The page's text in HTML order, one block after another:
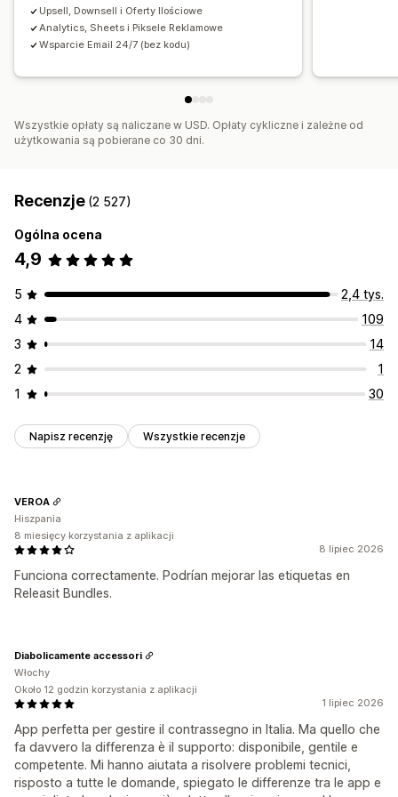
Sprzedaż droższych produktów po zakupie
Śledzenie za pomocą piksela
Odzyskiwanie koszyka
Często kupowane razem
Rabaty ilościowe
System poziomów rabatów
Testy A/B Współczynniki klikalności
Współczynniki konwersji Wydajność lejka
Upsell, Downsell i Oferty Ilościowe
Analytics, Sheets i Piksele Reklamowe
Wsparcie Email 24/7 (bez kodu)
Wszystkie opłaty są naliczane w USD. Opłaty cykliczne i zależne od
użytkowania są pobierane co 30 dni.
Recenzje (2 527)
Ogólna ocena
4,9
5
2,4 tys.
4
109
3
14
2
1
1
30
Napisz recenzję Wszystkie recenzje
8 lipiec 2026
Funciona correctamente. Podrían mejorar las etiquetas en
Releasit Bundles.
VEROA
Hiszpania
8 miesięcy korzystania z aplikacji
1 lipiec 2026
App perfetta per gestire il contrassegno in Italia. Ma quello che
fa davvero la differenza è il supporto: disponibile, gentile e
competente. Mi hanno aiutata a risolvere problemi tecnici,
risposto a tutte le domande, spiegato le differenze tra le app e
Diabolicamente accessori
Włochy
Około 12 godzin korzystania z aplikacji